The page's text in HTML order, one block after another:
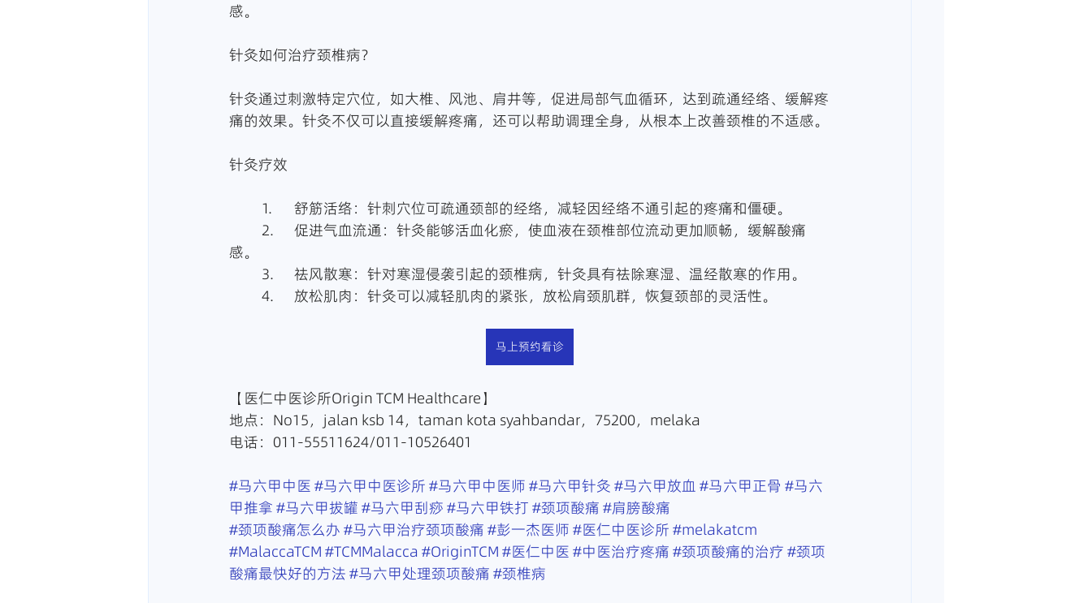
感。
针灸如何治疗颈椎病？
针灸通过刺激特定穴位，如大椎、风池、肩井等，促进局部气血循环，达到疏通经络、缓解疼
痛的效果。针灸不仅可以直接缓解疼痛，还可以帮助调理全身，从根本上改善颈椎的不适感。
针灸疗效
	1.	舒筋活络：针刺穴位可疏通颈部的经络，减轻因经络不通引起的疼痛和僵硬。
感。
	3.	祛风散寒：针对寒湿侵袭引起的颈椎病，针灸具有祛除寒湿、温经散寒的作用。
	4.	放松肌肉：针灸可以减轻肌肉的紧张，放松肩颈肌群，恢复颈部的灵活性。
马上预约看诊
【医仁中医诊所Origin TCM Healthcare】
地点：No15，jalan ksb 14，taman kota syahbandar，75200，melaka
电话：011-55511624/011-10526401
#马六甲中医 #马六甲中医诊所 #马六甲中医师 #马六甲针灸 #马六甲放血 #马六甲正骨 #马六
甲推拿 #马六甲拔罐 #马六甲刮痧 #马六甲铁打 #颈项酸痛 #肩膀酸痛
#颈项酸痛怎么办 #马六甲治疗颈项酸痛 #彭一杰医师 #医仁中医诊所 #melakatcm
#MalaccaTCM #TCMMalacca #OriginTCM #医仁中医 #中医治疗疼痛 #颈项酸痛的治疗 #颈项
酸痛最快好的方法 #马六甲处理颈项酸痛 #颈椎病